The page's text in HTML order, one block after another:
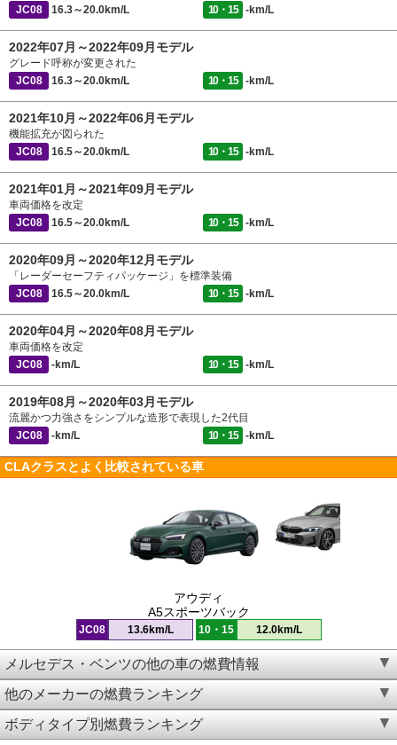
JC08
16.3～20.0km/L 10・15 -km/L
2022年07月～2022年09月モデル
グレード呼称が変更された
JC08
16.3～20.0km/L 10・15 -km/L
2021年10月～2022年06月モデル
機能拡充が図られた
JC08
16.5～20.0km/L 10・15 -km/L
2021年01月～2021年09月モデル
車両価格を改定
JC08
16.5～20.0km/L 10・15 -km/L
2020年09月～2020年12月モデル
「レーダーセーフティパッケージ」を標準装備
JC08
16.5～20.0km/L 10・15 -km/L
2020年04月～2020年08月モデル
車両価格を改定
JC08
-km/L 10・15 -km/L
2019年08月～2020年03月モデル
流麗かつ力強さをシンプルな造形で表現した2代目
JC08
-km/L 10・15 -km/L
CLAクラスとよく比較されている車
アウディ
A5スポーツバック
JC08 13.6km/L 10・15 12.0km/L
メルセデス・ベンツの他の車の燃費情報
他のメーカーの燃費ランキング
ボディタイプ別燃費ランキング